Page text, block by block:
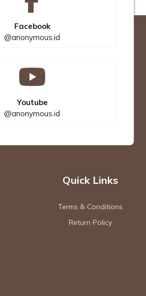
Facebook
@anonymous.id
Youtube
@anonymous.id
Quick Links
Terms & Conditions
Return Policy